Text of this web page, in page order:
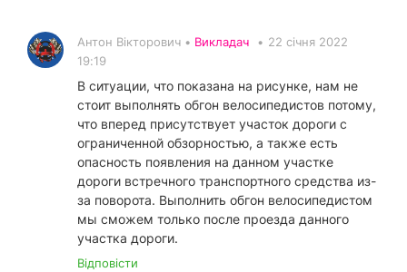
Антон Вікторович • Викладач • 22 січня 2022
19:19
В ситуации, что показана на рисунке, нам не
стоит выполнять обгон велосипедистов потому,
что вперед присутствует участок дороги с
ограниченной обзорностью, а также есть
опасность появления на данном участке
дороги встречного транспортного средства из-
за поворота. Выполнить обгон велосипедистом
мы сможем только после проезда данного
участка дороги.
Відповісти